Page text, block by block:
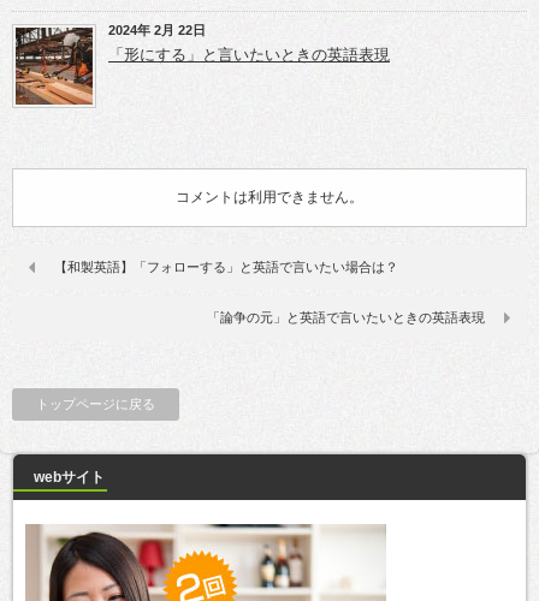
2024年 2月 22日
「形にする」と言いたいときの英語表現
コメントは利用できません。
【和製英語】「フォローする」と英語で言いたい場合は？
「論争の元」と英語で言いたいときの英語表現
トップページに戻る
webサイト